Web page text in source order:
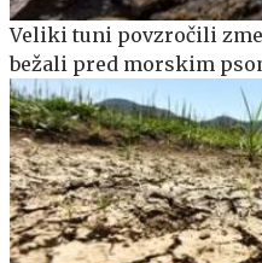
Veliki tuni povzročili
bežali pred morskim